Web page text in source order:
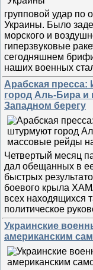
групповой удар по
Украины. Было
морского и
гиперзвуковые
сегодняшнем
наших военных
Арабская
город Аль-Бира
Западном берегу
Четвертый месяц
дал обещанных в
быстрых
боевого крыла
всех находящихся
политическое
Украинские
американским